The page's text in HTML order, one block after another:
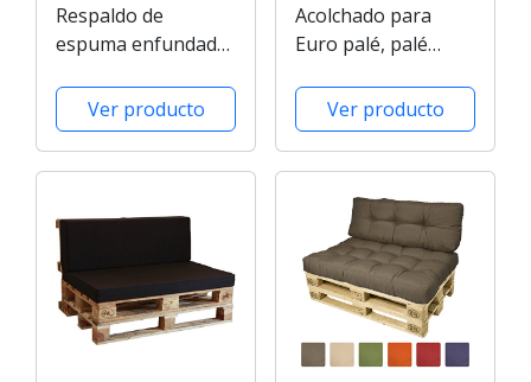
Respaldo de
espuma enfundado
PaletVer producto
Acolchado para
Euro palé, palé
Cojín 120 x 80 x 15
cm, color gris
Ver producto